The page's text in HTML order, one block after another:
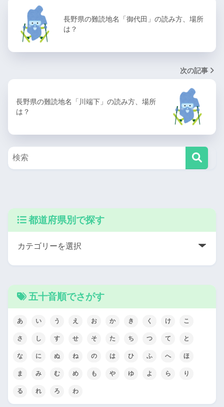
長野県の難読地名「御代田」の読み方、場所
は？
次の記事
長野県の難読地名「川端下」の読み方、場所
は？
都道府県別で探す
五十音順でさがす
あ い う え お か き く け こ
さ し す せ そ た ち つ て と
な に ぬ ね の は ひ ふ へ ほ
ま み む め も や ゆ よ ら り
る れ ろ わ